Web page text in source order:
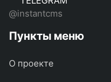
@instantcms
Пункты меню
О проекте